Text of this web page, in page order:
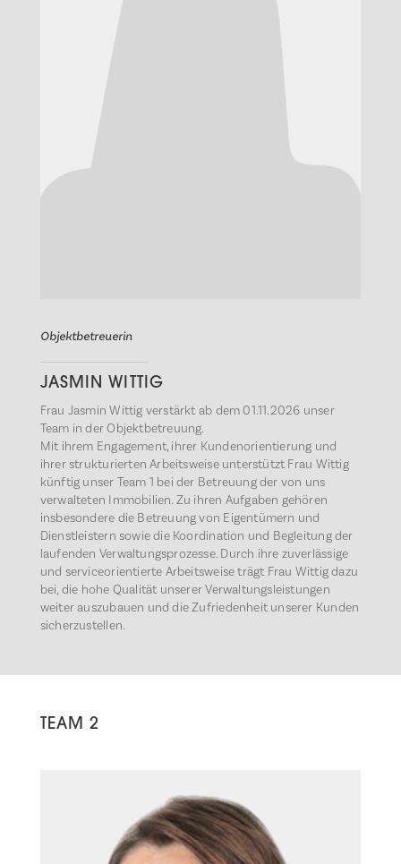
Objektbetreuerin
JASMIN WITTIG
Frau Jasmin Wittig verstärkt ab dem 01.11.2026 unser
Team in der Objektbetreuung.
Mit ihrem Engagement, ihrer Kundenorientierung und
ihrer strukturierten Arbeitsweise unterstützt Frau Wittig
künftig unser Team 1 bei der Betreuung der von uns
verwalteten Immobilien. Zu ihren Aufgaben gehören
insbesondere die Betreuung von Eigentümern und
Dienstleistern sowie die Koordination und Begleitung der
laufenden Verwaltungsprozesse. Durch ihre zuverlässige
und serviceorientierte Arbeitsweise trägt Frau Wittig dazu
bei, die hohe Qualität unserer Verwaltungsleistungen
weiter auszubauen und die Zufriedenheit unserer Kunden
sicherzustellen.
TEAM 2